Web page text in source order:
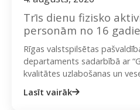
Trīs dienu fizisko
personām no 16
svētdienās
Rīgas valstspilsētas
departaments sadarbībā ar
kvalitātes uzlabošanas un
nodarbībās “Trīs dienu fizisko
Lasīt vairāk